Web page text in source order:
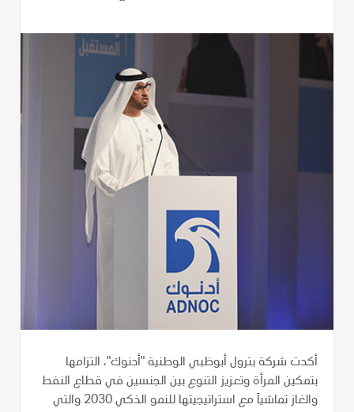
أكدت شركة بترول أبوظبي الوطنية "أدنوك"، التزامها
بتمكين المرأة وتعزيز التنوع بين الجنسين في قطاع النفط
والغاز تماشياَ مع استراتيجيتها للنمو الذكي 2030 والتي